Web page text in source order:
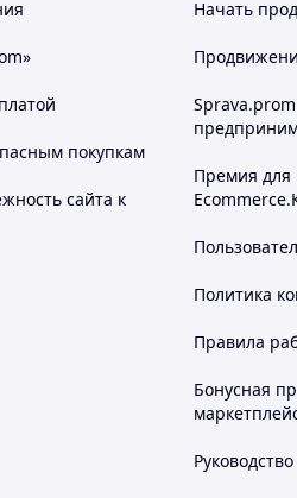
покупкам
сайта к
Начать
Премия для
Политика
Правила
Бонусная